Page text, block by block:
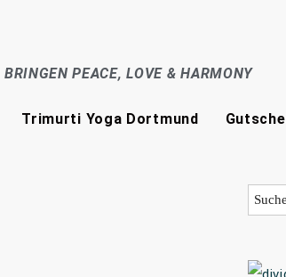
BRINGEN PEACE, LOVE & HARMONY
Trimurti Yoga Dortmund